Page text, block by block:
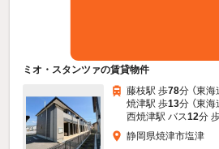
ミオ・スタンツァの賃貸物件
藤枝駅 歩78分 （東海
焼津駅 歩13分 （東海
西焼津駅 バス12分
静岡県焼津市塩津